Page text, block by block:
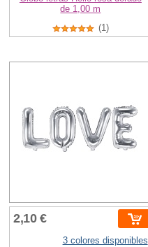
de 1,00 m
(1)
2,10 €
3 colores disponibles